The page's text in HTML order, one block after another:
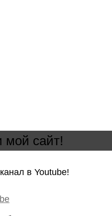
мой сайт!
в Youtube!